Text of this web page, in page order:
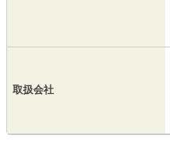
取扱会社